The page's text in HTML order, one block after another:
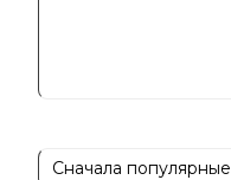
Сначала популярные